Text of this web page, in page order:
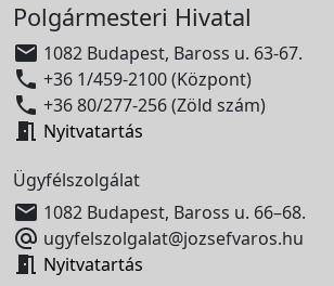
Polgármesteri Hivatal
 1082 Budapest, Baross u. 63-67.
 +36 1/459-2100 (Központ)
 +36 80/277-256 (Zöld szám)
 Nyitvatartás
Ügyfélszolgálat
 1082 Budapest, Baross u. 66–68.
 ugyfelszolgalat@jozsefvaros.hu
 Nyitvatartás